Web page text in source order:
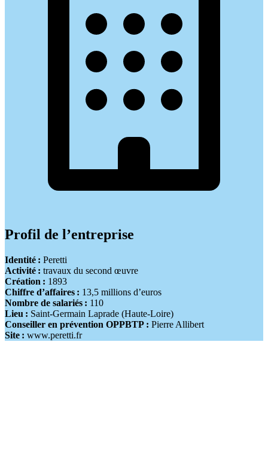
Profil de l’entreprise
Identité : Peretti
Activité : travaux du second œuvre
Création : 1893
Chiffre d’affaires : 13,5 millions d’euros
Nombre de salariés : 110
Lieu : Saint-Germain Laprade (Haute-Loire)
Conseiller en prévention OPPBTP : Pierre Allibert
Site : www.peretti.fr